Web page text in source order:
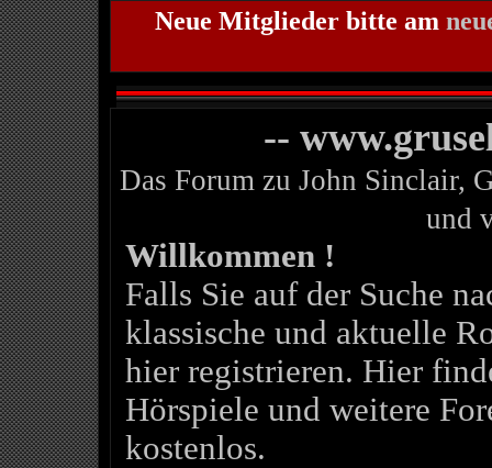
Neue Mitglieder bitte am
--
Das Forum zu John Sinclair,
und
Willkommen !
Falls Sie auf der Suche
klassische und aktuelle
hier registrieren. Hier
Hörspiele und weitere
kostenlos.